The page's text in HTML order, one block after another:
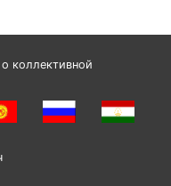
коллективной